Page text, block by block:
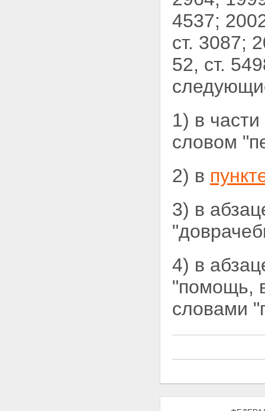
4537;
ст. 3087;
52, ст.
1) в
словом
2) в
3) в
4) в
"помощь,
словами